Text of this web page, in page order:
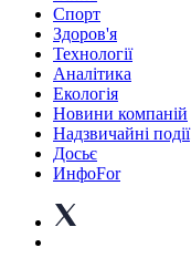
Спорт
Здоров'я
Технології
Аналітика
Екологія
Новини компаній
Надзвичайні події
Досьє
ИнфоFor